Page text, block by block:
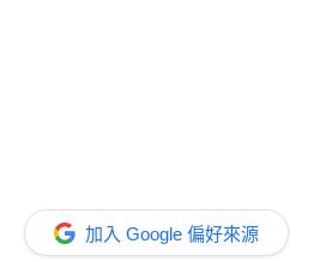
加入 Google 偏好來源